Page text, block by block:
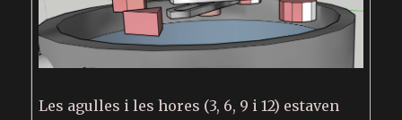
Les agulles i les hores (3, 6, 9 i 12) estaven